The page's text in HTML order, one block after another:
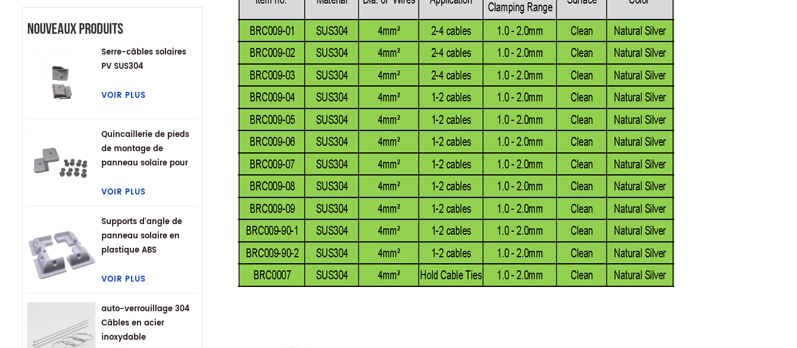
Nouveaux Produits
Serre-câbles solaires
PV SUS304
VOIR PLUS
Quincaillerie de pieds
de montage de
panneau solaire pour
VOIR PLUS
Supports d'angle de
panneau solaire en
plastique ABS
VOIR PLUS
auto-verrouillage 304
Câbles en acier
inoxydable